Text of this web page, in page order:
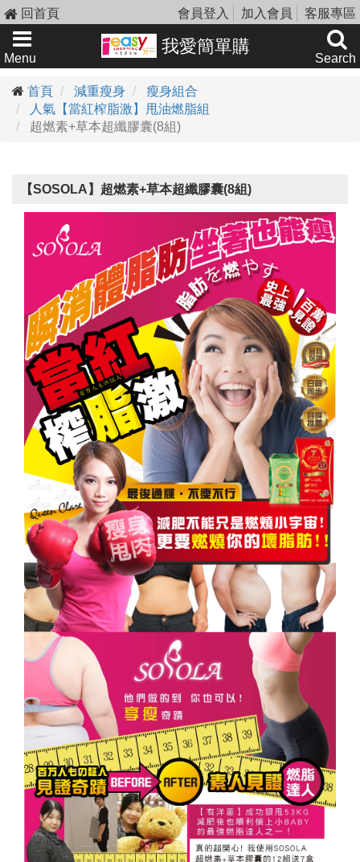
回首頁 會員登入 加入會員 客服專區
Menu
我愛簡單購
Search
首頁 減重瘦身
瘦身組合
人氣【當紅榨脂激】甩油燃脂組
超燃素+草本超纖膠囊(8組)
【SOSOLA】超燃素+草本超纖膠囊(8組)